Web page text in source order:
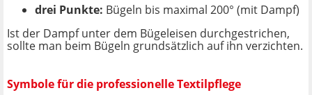
drei Punkte: Bügeln bis maximal 200° (mit Dampf)
Ist der Dampf unter dem Bügeleisen durchgestrichen,
sollte man beim Bügeln grundsätzlich auf ihn verzichten.
Symbole für die professionelle Textilpflege